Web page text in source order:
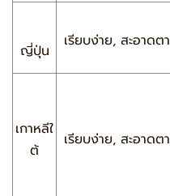
ญี่ปุ่น
เรียบง่าย, สะอาดตา
เกาหลีใ
ต้
เรียบง่าย, สะอาดตา